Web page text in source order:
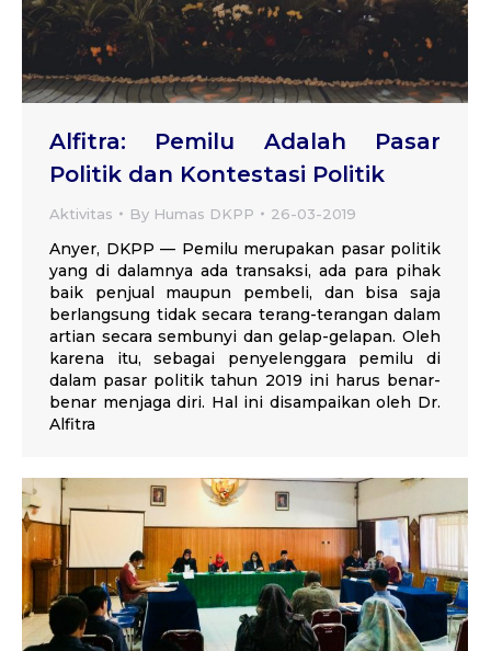
Alfitra: Pemilu Adalah Pasar
Politik dan Kontestasi Politik
Aktivitas By Humas DKPP 26-03-2019
Anyer, DKPP — Pemilu merupakan pasar politik
yang di dalamnya ada transaksi, ada para pihak
baik penjual maupun pembeli, dan bisa saja
berlangsung tidak secara terang-terangan dalam
artian secara sembunyi dan gelap-gelapan. Oleh
karena itu, sebagai penyelenggara pemilu di
dalam pasar politik tahun 2019 ini harus benar-
benar menjaga diri. Hal ini disampaikan oleh Dr.
Alfitra